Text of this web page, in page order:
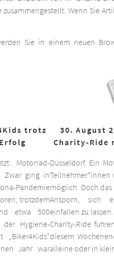
Wenn Sie
Sie in einem neuen
trotz
Motorrad-
Zwar ging in
Pandemie
trotzdem
etwa 500
der Hygiene-
„Biker4Kids“
Jahr war
30. August
Charity-Ride
Düsseldorf. Ein
Teilnehmer*innen
möglich. Doch
Ansporn, sich
einfallen zu
Charity-Ride
diesem
alleine oder in